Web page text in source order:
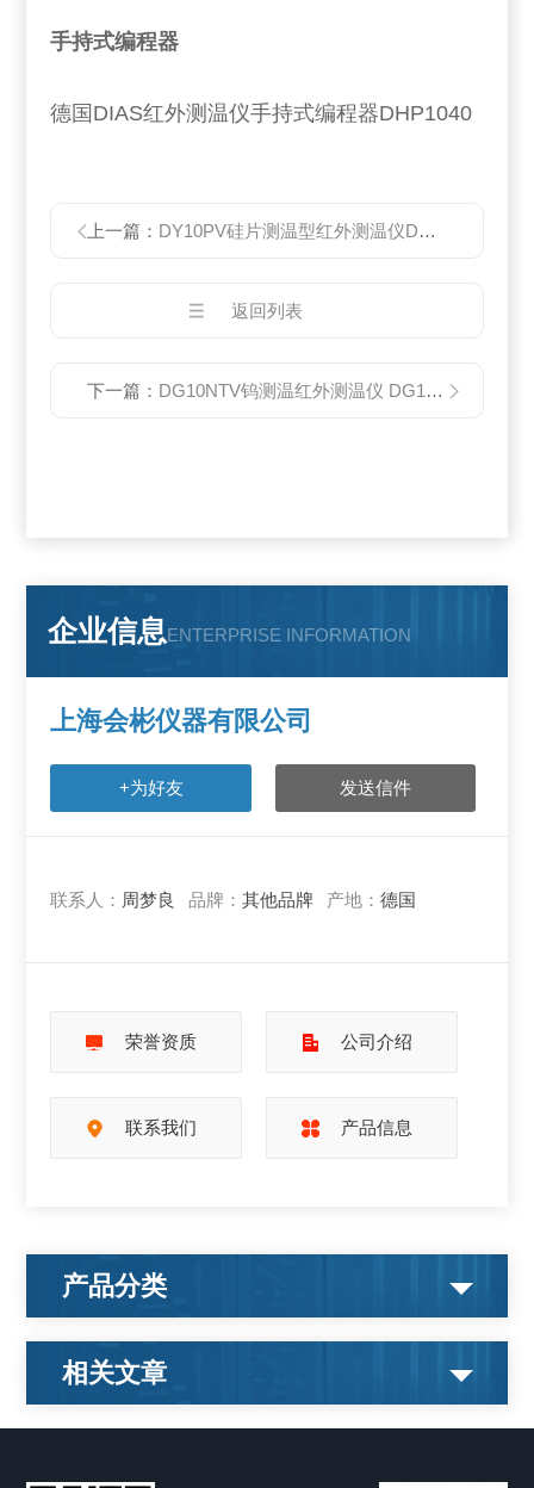
手持式编程器
德国DIAS红外测温仪手持式编程器DHP1040
上一篇： DY10PV硅片测温型红外测温仪DY10P
返回列表
下一篇： DG10NTV钨测温红外测温仪 DG10NT
企业信息ENTERPRISE INFORMATION
上海会彬仪器有限公司
+为好友 发送信件
联系人： 周梦良 品牌：其他品牌 产地：德国
荣誉资质 公司介绍
联系我们 产品信息
产品分类
相关文章